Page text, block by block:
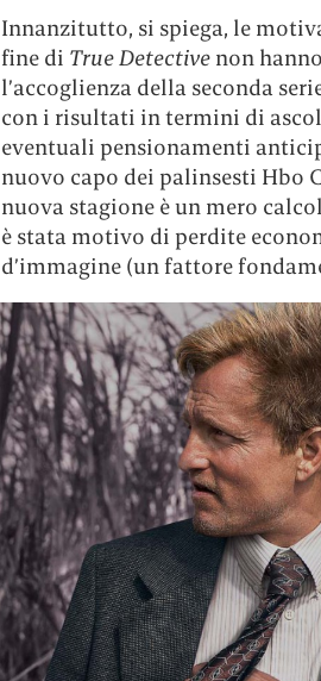
Innanzitutto, si spiega, le
fine di True Detectivenon
l’accoglienza della seconda
con i risultati in termini di
eventuali pensionamenti
nuovo capo dei palinsesti Hbo
nuova stagione è un mero
è stata motivo di perdite
d’immagine (un fattore